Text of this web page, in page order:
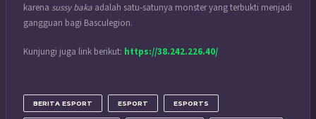
karena sussy baka adalah satu-satunya monster yang terbukti menjadi
gangguan bagi Basculegion.
Kunjungi juga link berikut: https://38.242.226.40/
BERITA ESPORT ESPORT ESPORTS